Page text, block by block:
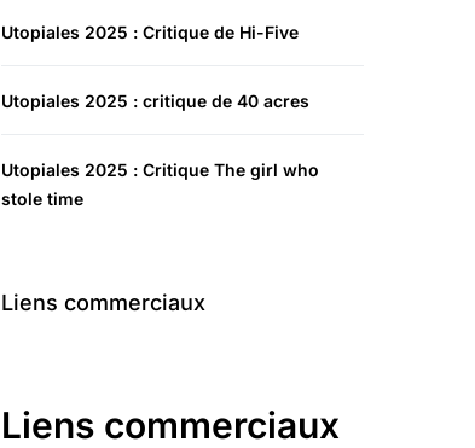
Utopiales 2025 : Critique de Hi-Five
Utopiales 2025 : critique de 40 acres
Utopiales 2025 : Critique The girl who
stole time
Liens commerciaux
Liens commerciaux